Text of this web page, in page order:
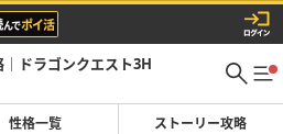
ドラゴンクエスト3H
性格一覧 ストーリー攻略